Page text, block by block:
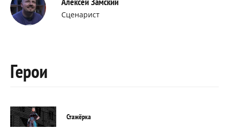
Сценарист
Герои
Стажёрка